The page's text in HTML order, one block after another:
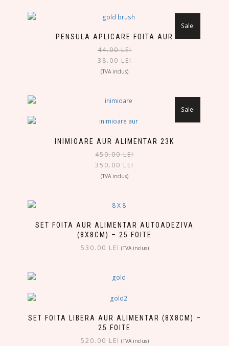
PENSULA APLICARE FOITA AUR
Sale!
44.00LEI
38.00 LEI
(TVA inclus)
INIMIOARE AUR ALIMENTAR 23K
Sale!
450.00LEI
350.00 LEI
(TVA inclus)
SET FOITA AUR ALIMENTAR AUTOADEZIVA
(8X8CM) – 25 FOITE
530.00 LEI (TVA inclus)
SET FOITA LIBERA AUR ALIMENTAR (8X8CM) –
25 FOITE
520.00 LEI (TVA inclus)